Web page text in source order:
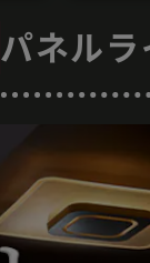
パネルラ